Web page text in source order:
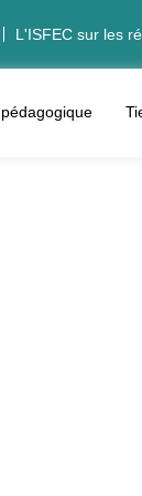
L'ISFEC sur les
pédagogique